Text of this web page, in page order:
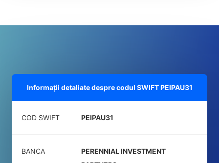
Informații detaliate despre codul SWIFTPEIPAU31
COD SWIFT PEIPAU31
BANCA
PERENNIAL INVESTMENT